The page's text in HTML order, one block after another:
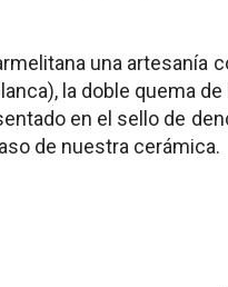
una artesanía
la doble quema
en el sello de
de nuestra cerámica.